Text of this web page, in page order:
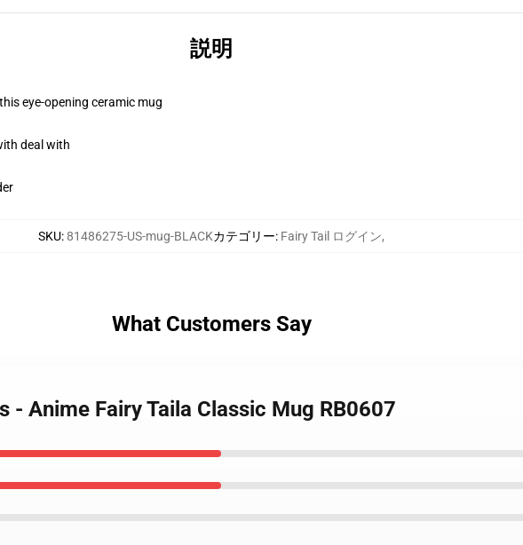
説明
eye-opening ceramic mug
deal with
SKU:81486275-US-mug-BLACKカテゴリー: Fairy Tail ログイン,
What Customers Say
- Anime Fairy Taila Classic Mug RB0607